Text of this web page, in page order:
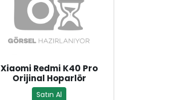
Xiaomi Redmi K40 Pro
Orijinal Hoparlör
Satın Al